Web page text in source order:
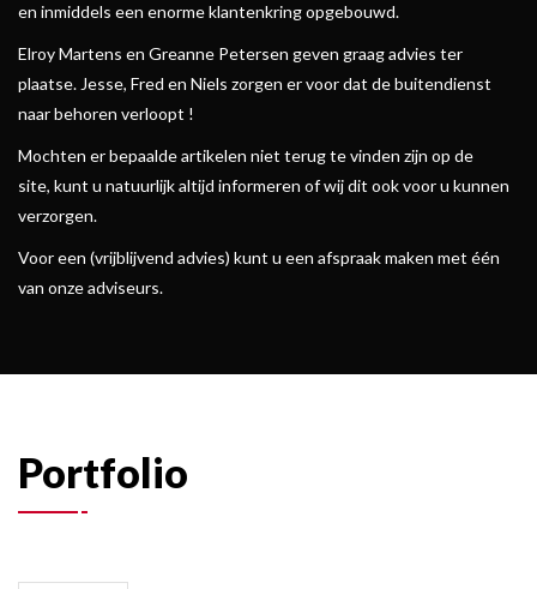
en inmiddels een enorme klantenkring opgebouwd.
Elroy Martens en Greanne Petersen geven graag advies ter
plaatse. Jesse, Fred en Niels zorgen er voor dat de buitendienst
naar behoren verloopt !
Mochten er bepaalde artikelen niet terug te vinden zijn op de
site, kunt u natuurlijk altijd informeren of wij dit ook voor u kunnen
verzorgen.
Voor een (vrijblijvend advies) kunt u een afspraak maken met één
van onze adviseurs.
Portfolio